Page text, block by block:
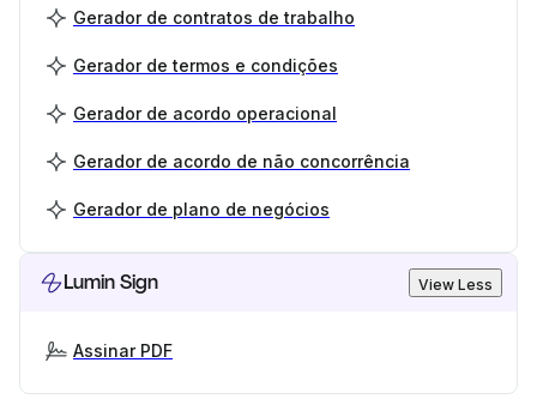
Gerador de contratos de trabalho
Gerador de termos e condições
Gerador de acordo operacional
Gerador de acordo de não concorrência
Gerador de plano de negócios
Lumin Sign View Less
Assinar PDF